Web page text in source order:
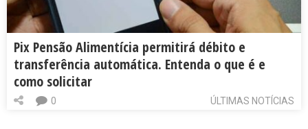
Pix Pensão Alimentícia permitirá débito e
transferência automática. Entenda o que é e
como solicitar
ÚLTIMAS NOTÍCIAS
0